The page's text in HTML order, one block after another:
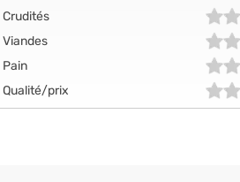
Crudités
Viandes
Pain
Qualité/prix